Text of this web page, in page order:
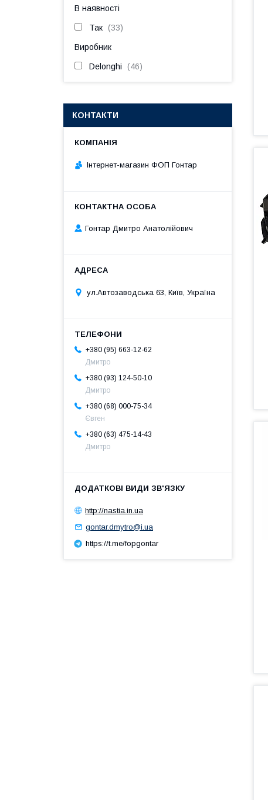
В наявності
Так 33
Виробник
Delonghi 46
КОНТАКТИ
Інтернет-магазин ФОП Гонтар
Гонтар Дмитро Анатолійович
ул.Автозаводська 63, Київ, Україна
+380 (95) 663-12-62
Дмитро
+380 (93) 124-50-10
Дмитро
+380 (68) 000-75-34
Євген
+380 (63) 475-14-43
Дмитро
http://nastia.in.ua
gontar.dmytro@i.ua
https://t.me/fopgontar